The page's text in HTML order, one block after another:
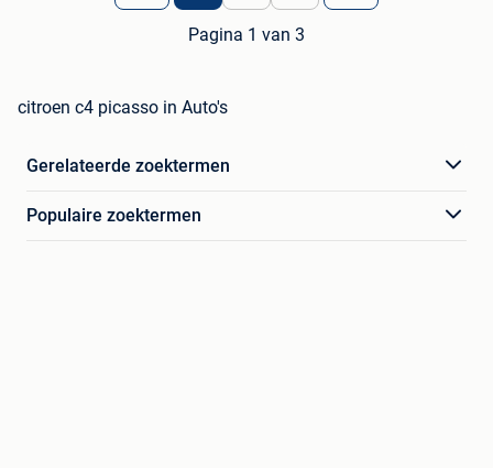
Pagina 1 van 3
citroen c4 picasso in Auto's
Gerelateerde zoektermen
Populaire zoektermen